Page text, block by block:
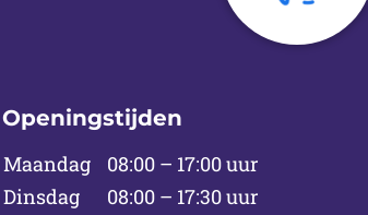
Openingstijden
Maandag
08:00 – 17:00 uur
Dinsdag
08:00 – 17:30 uur